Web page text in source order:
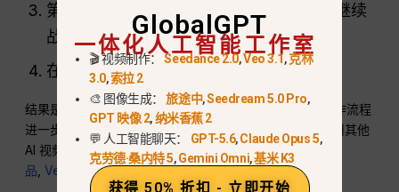
第二个15秒片段：倒地的角色站起身来，继续
战斗。.
在视频编辑器中合并的片段。.
结果是…… 流畅、连贯的30秒战斗
, ，并可使用相同的工作流程
进一步扩展。如果您正在权衡是继续使用 Sora 2 还是改用其他
AI 视频模型，最相关的后续阅读内容如下：索拉 2》替代
品,Veo 3.1 vs Sora 2, 和克林格作为索拉的替代选择
GlobalGPT
一体化人工智能工作室
🎬 视频制作：Seedance 2.0,Veo 3.1,克林
3.0,索拉 2
🎨 图像生成：旅途中,Seedream 5.0 Pro,
GPT 映像 2,纳米香蕉 2
💬 人工智能聊天： GPT-5.6,Claude Opus 5,
克劳德·桑内特 5,Gemini Omni,基米 K3
获得 50% 折扣 - 立即开始